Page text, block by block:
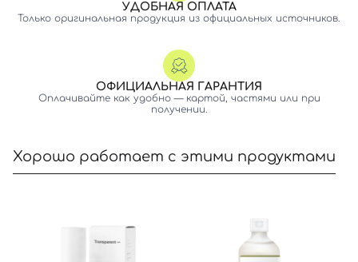
УДОБНАЯ ОПЛАТА
Только оригинальная продукция из официальных источников.
ОФИЦИАЛЬНАЯ ГАРАНТИЯ
Оплачивайте как удобно — картой, частями или при
получении.
Хорошо работает с этими продуктами